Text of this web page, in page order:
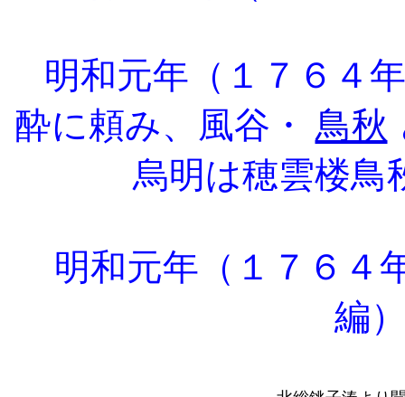
明和元年（１７６４
酔に頼み、風谷・ 鳥秋
烏明は穂雲楼鳥
明和元年（１７６４
編